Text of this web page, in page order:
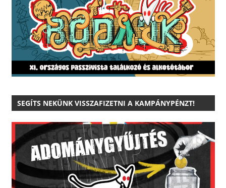
SEGÍTS NEKÜNK VISSZAFIZETNI A KAMPÁNYPÉNZT!